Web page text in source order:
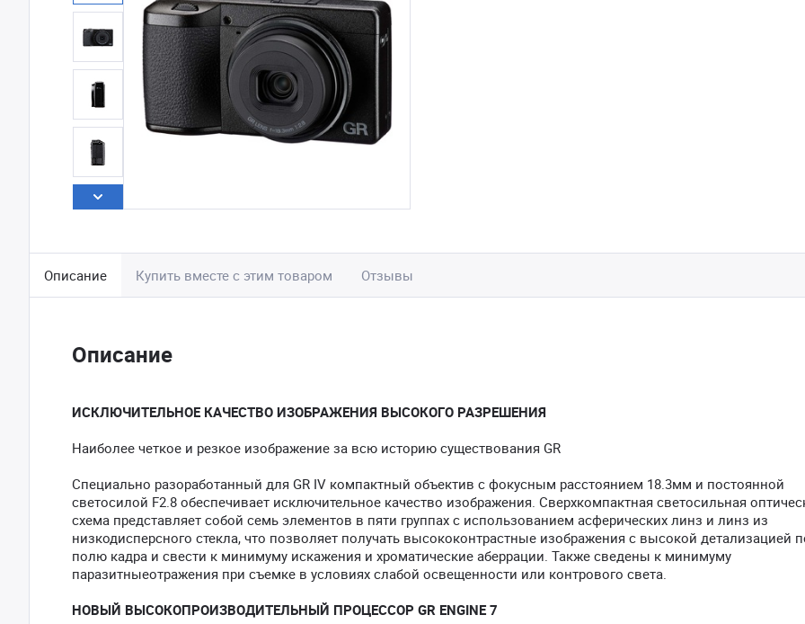
Описание Купить вместе с этим товаром Отзывы
Описание
ИСКЛЮЧИТЕЛЬНОЕ КАЧЕСТВО ИЗОБРАЖЕНИЯ ВЫСОКОГО РАЗРЕШЕНИЯ
Наиболее четкое и резкое изображение за всю историю существования GR
Специально разоработанный для GR IV компактный объектив с фокусным расстоянием 18.3мм и постоянной
светосилой F2.8 обеспечивает исключительное качество изображения. Сверхкомпактная светосильная
схема представляет собой семь элементов в пяти группах с использованием асферических линз и линз из
низкодисперсного стекла, что позволяет получать высококонтрастные изображения с высокой детализацией
полю кадра и свести к минимуму искажения и хроматические аберрации. Также сведены к минимуму
паразитныеотражения при съемке в условиях слабой освещенности или контрового света.
НОВЫЙ ВЫСОКОПРОИЗВОДИТЕЛЬНЫЙ ПРОЦЕССОР GR ENGINE 7